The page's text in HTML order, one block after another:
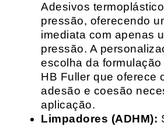
Adesivos
pressão, oferecendo
imediata com apenas
pressão. A
escolha da
HB Fuller que oferece
adesão e coesão
aplicação.
Limpadores (ADHM):